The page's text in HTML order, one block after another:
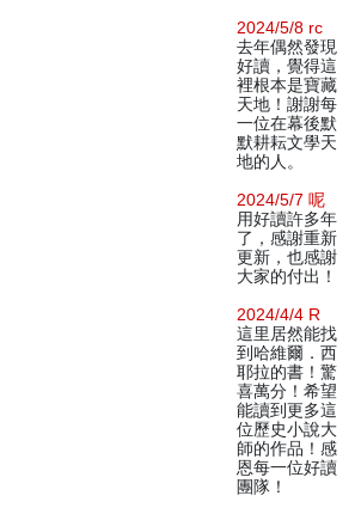
2024/5/8 rc
去年偶然發現
好讀，覺得這
裡根本是寶藏
天地！謝謝每
一位在幕後默
默耕耘文學天
地的人。
2024/5/7 呢
用好讀許多年
了，感謝重新
更新，也感謝
大家的付出！
2024/4/4 R
這里居然能找
到哈維爾．西
耶拉的書！驚
喜萬分！希望
能讀到更多這
位歷史小說大
師的作品！感
恩每一位好讀
團隊！